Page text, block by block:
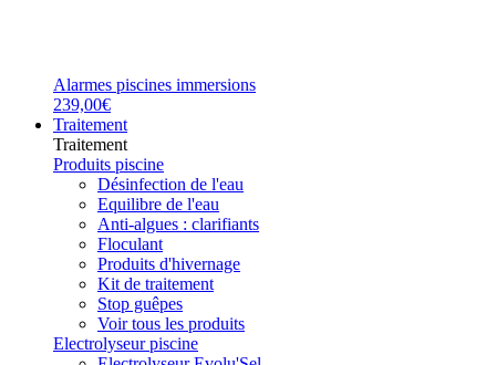
Alarmes piscines immersions
239,00€
Traitement
Traitement
Produits piscine
Désinfection de l'eau
Equilibre de l'eau
Anti-algues : clarifiants
Floculant
Produits d'hivernage
Kit de traitement
Stop guêpes
Voir tous les produits
Electrolyseur piscine